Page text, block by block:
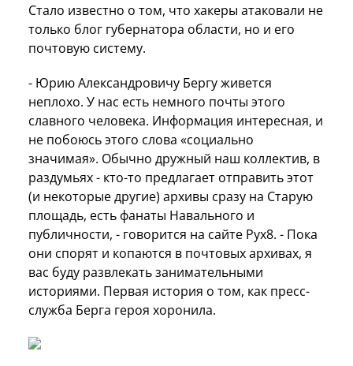
Стало известно о том, что хакеры атаковали не
только блог губернатора области, но и его
почтовую систему.
- Юрию Александровичу Бергу живется
неплохо. У нас есть немного почты этого
славного человека. Информация интересная, и
не побоюсь этого слова «социально
значимая». Обычно дружный наш коллектив, в
раздумьях - кто-то предлагает отправить этот
(и некоторые другие) архивы сразу на Старую
площадь, есть фанаты Навального и
публичности, - говорится на сайте Рух8. - Пока
они спорят и копаются в почтовых архивах, я
вас буду развлекать занимательными
историями. Первая история о том, как пресс-
служба Берга героя хоронила.